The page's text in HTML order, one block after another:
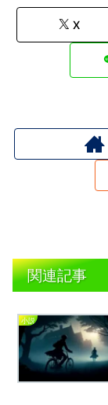
X
関連記事
小説